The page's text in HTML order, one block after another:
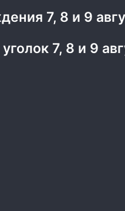
7, 8 и 9
7, 8 и 9